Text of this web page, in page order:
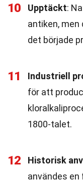
10 Upptäckt:
antiken,
det började
11 Industriell
för att
1800-talet.
12 Historisk
användes en